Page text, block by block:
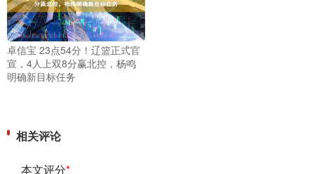
卓信宝 23点54分！辽篮正式官
宣，4人上双8分赢北控，杨鸣
明确新目标任务
相关评论
本文评分*